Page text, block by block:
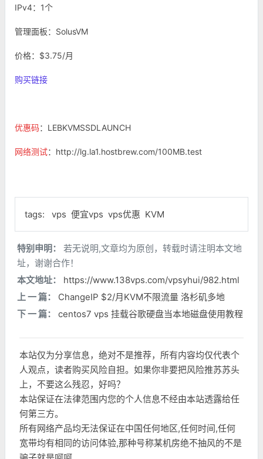
IPv4：1个
管理面板：SolusVM
价格：$3.75/月
购买链接
优惠码：LEBKVMSSDLAUNCH
网络测试：http://lg.la1.hostbrew.com/100MB.test
tags: vps 便宜vps vps优惠 KVM
特别申明：
若无说明,文章均为原创，转载时请注明本文地
址，谢谢合作！
本文地址：
https://www.138vps.com/vpsyhui/982.html
上 一 篇：
ChangeIP $2/月KVM不限流量 洛杉矶多地
下 一 篇：
centos7 vps 挂载谷歌硬盘当本地磁盘使用教程
本站仅为分享信息，绝对不是推荐，所有内容均仅代表个
人观点，读者购买风险自担。如果你非要把风险推苏苏头
上，不要这么残忍，好吗？
本站保证在法律范围内您的个人信息不经由本站透露给任
何第三方。
所有网络产品均无法保证在中国任何地区,任何时间,任何
宽带均有相同的访问体验,那种号称某机房绝不抽风的不是